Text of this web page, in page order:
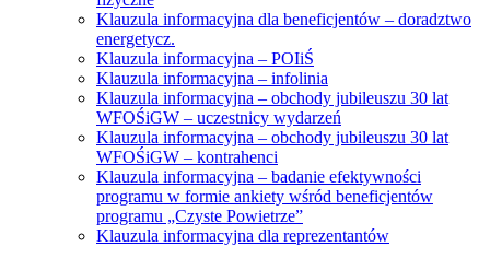
Klauzula informacyjna dla beneficjentów – doradztwo
energetycz.
Klauzula informacyjna – POIiŚ
Klauzula informacyjna – infolinia
Klauzula informacyjna – obchody jubileuszu 30 lat
WFOŚiGW – uczestnicy wydarzeń
Klauzula informacyjna – obchody jubileuszu 30 lat
WFOŚiGW – kontrahenci
Klauzula informacyjna – badanie efektywności
programu w formie ankiety wśród beneficjentów
programu „Czyste Powietrze”
Klauzula informacyjna dla reprezentantów